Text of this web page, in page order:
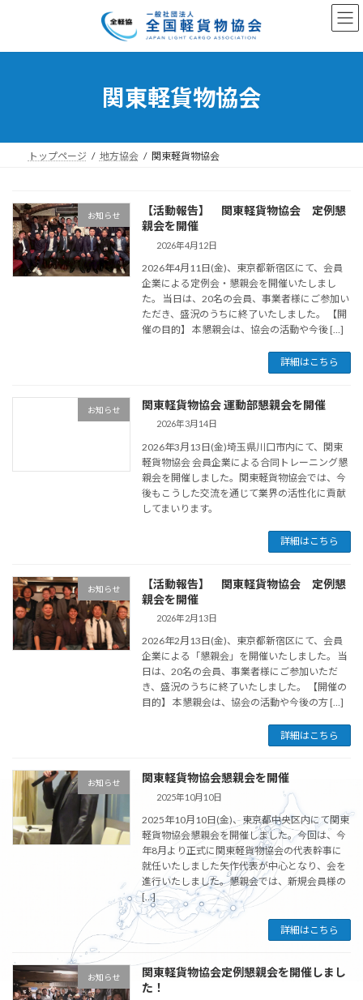
ン
ー
関東軽貨物協会
トップページ 地方協会 関東軽貨物協会
お知らせ
【活動報告】 関東軽貨物協会 定例懇
親会を開催
2026年4月12日
2026年4月11日(金)、東京都新宿区にて、会員
企業による定例会・懇親会を開催いたしまし
た。 当日は、20名の会員、事業者様にご参加い
ただき、盛況のうちに終了いたしました。 【開
催の目的】 本懇親会は、協会の活動や今後 […]
詳細はこちら
お知らせ 関東軽貨物協会 運動部懇親会を開催
2026年3月14日
2026年3月13日(金)埼玉県川口市内にて、関東
軽貨物協会 会員企業による合同トレーニング懇
親会を開催しました。関東軽貨物協会では、今
後もこうした交流を通じて業界の活性化に貢献
してまいります。
詳細はこちら
お知らせ
【活動報告】 関東軽貨物協会 定例懇
親会を開催
2026年2月13日
2026年2月13日(金)、東京都新宿区にて、会員
企業による「懇親会」を開催いたしました。 当
日は、20名の会員、事業者様にご参加いただ
き、盛況のうちに終了いたしました。 【開催の
目的】 本懇親会は、協会の活動や今後の方 […]
詳細はこちら
お知らせ 関東軽貨物協会懇親会を開催
2025年10月10日
2025年10月10日(金)、東京都中央区内にて関東
軽貨物協会懇親会を開催しました。今回は、今
年8月より正式に関東軽貨物協会の代表幹事に
就任いたしました矢作代表が中心となり、会を
進行いたしました。懇親会では、新規会員様の
[…]
詳細はこちら
お知らせ
関東軽貨物協会定例懇親会を開催しまし
た！